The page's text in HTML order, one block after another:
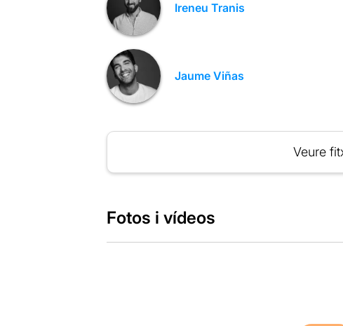
Ireneu Tranis
Jaume Viñas
Veure
Fotos i vídeos